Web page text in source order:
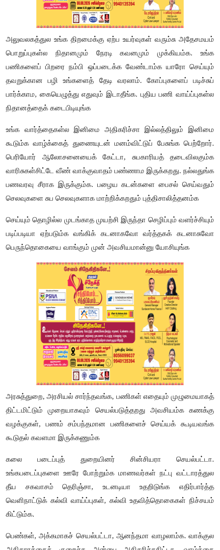
அலுவலகத்துல உங்க திறமைக்கு ஏற்ப உயர்வுகள் வரும்சு அதேசமயம்
பொறுப்புகள்ல நிதானமும் நேரடி கவனமும் முக்கியம்க. உங்க
பணிகளைப் பிறரை நம்பி ஒப்படைக்க வேண்டாம்க யாரோ செய்யும்
தவறுக்கான பழி உங்களைத் தேடி வரலாம். கோப்புகளைப் படிச்சுப்
பார்க்காம, கையெழுத்து எதுவும் இடாதீங்க. புதிய பணி வாய்ப்புகள்ல
நிதானத்தைக் கடைபிடியுங்க
உங்க வார்த்தைகள்ல இனிமை அதிகரிச்சா இல்லத்திலும் இனிமை
கூடும்க வாழ்க்கைத் துணையுடன் மனம்விட்டுப் பேசுங்க பெற்றோர்.
பெரியோர் ஆலோசனையைக் கேட்டா, சுபகாரியத் தடைவிலகும்க
வாரிசுகள்சிட்டே வீண் வாக்குவாதம் பண்ணாம இருக்கறது. நல்லதுங்க
பணவரவு சீராக இருக்கும்க. பழைய கடன்களை பைசல் செய்வதும்
செலவுகளை சுப செலவுகளாக மாற்றிக்கறதும் புத்திசாலித்தனம்க
செய்யும் தொழில்ல முடங்காத முயற்சி இருந்தா செழிப்பும் வளர்ச்சியும்
படிப்படியா ஏற்படும்க வங்கிக் கடனாகவோ வர்த்தகக் கடனாசுவோ
பெருந்தொகையை வாங்கும் முன் அவசியமான்னு யோசியுங்க
அரசுத்துறை,அரசியல் சார்ந்தவங்க, பணிகள் எதையும் முழுமையாகத்
திட்டமிட்டும் முறையாகவும் செயல்படுத்தறது அவசியம்க கணக்கு
வழக்குகள், பணம் சம்பந்தமான பணிகளைச் செய்யக் கூடியவங்க
கூடுதல் கவளமா இருக்கணும்க
கலை படைப்புத் துறையினர் சின்சியரா செயல்பட்டா.
உங்கபடைப்புகளை ஊரே போற்றும்க மாணவர்கள் நட்பு வட்டாரத்துல
தீய சகவாசம் தெரிஞ்சா, உடனடியா உதறிடுங்க எதிர்பார்த்த
வெளிநாட்டுக் கல்வி வாய்ப்புகள், கல்வி உதவித்தொகைகள் நிச்சயம்
கிட்டும்க.
பெண்கள்,அக்கமாகச் செயல்பட்டா,ஆனந்தமா வாழலாம்க. வாக்குல